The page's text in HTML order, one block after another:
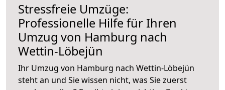
Stressfreie Umzüge:
Professionelle Hilfe für Ihren
Umzug von Hamburg nach
Wettin-Löbejün
Ihr Umzug von Hamburg nach Wettin-Löbejün
steht an und Sie wissen nicht, was Sie zuerst